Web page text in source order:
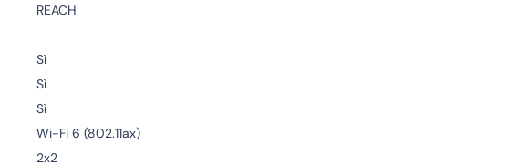
REACH
Sì
Sì
Sì
Wi-Fi 6 (802.11ax)
2x2